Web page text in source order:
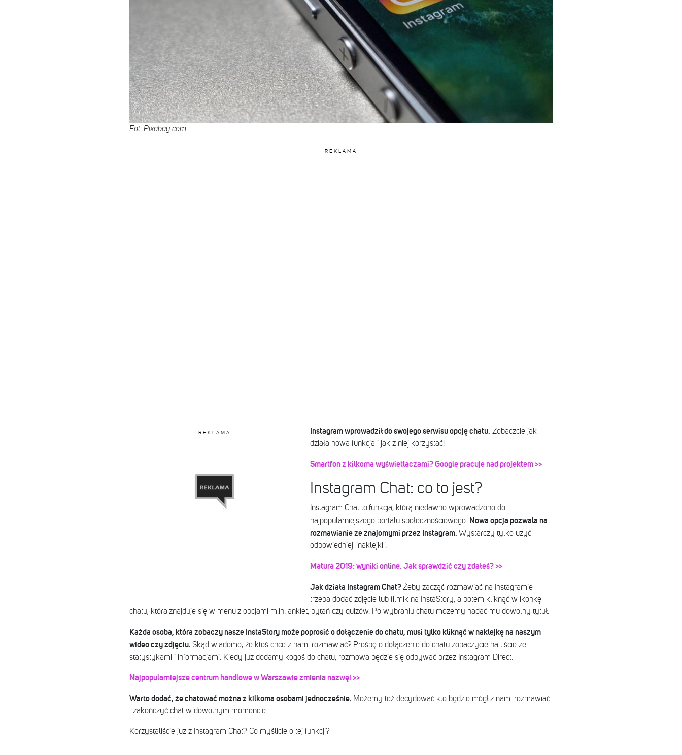
Fot. Pixabay.com
REKLAMA
REKLAMA Instagram wprowadził do swojego serwisu opcję chatu. Zobaczcie jak
działa nowa funkcja i jak z niej korzystać!
Smartfon z kilkoma wyświetlaczami? Google pracuje nad projektem >>
Instagram Chat: co to jest?
Instagram Chat to funkcja, którą niedawno wprowadzono do
najpopularniejszego portalu społecznościowego. Nowa opcja pozwala na
rozmawianie ze znajomymi przez Instagram. Wystarczy tylko użyć
odpowiedniej "naklejki".
Matura 2019: wyniki online. Jak sprawdzić czy zdałeś? >>
Jak działa Instagram Chat?Żeby zacząć rozmawiać na Instagramie
trzeba dodać zdjęcie lub filmik na InstaStory, a potem kliknąć w ikonkę
chatu, która znajduje się w menu z opcjami m.in. ankiet, pytań czy quizów. Po wybraniu chatu możemy nadać mu dowolny tytuł.
Każda osoba, która zobaczy nasze InstaStory może poprosić o dołączenie do chatu, musi tylko kliknąć w naklejkę na naszym
wideo czy zdjęciu. Skąd wiadomo, że ktoś chce z nami rozmawiać? Prośbę o dołączenie do chatu zobaczycie na liście ze
statystykami i informacjami. Kiedy już dodamy kogoś do chatu, rozmowa będzie się odbywać przez Instagram Direct.
Najpopularniejsze centrum handlowe w Warszawie zmienia nazwę! >>
Warto dodać, że chatować można z kilkoma osobami jednocześnie. Możemy też decydować kto będzie mógł z nami rozmawiać
i zakończyć chat w dowolnym momencie.
Korzystaliście już z Instagram Chat? Co myślicie o tej funkcji?